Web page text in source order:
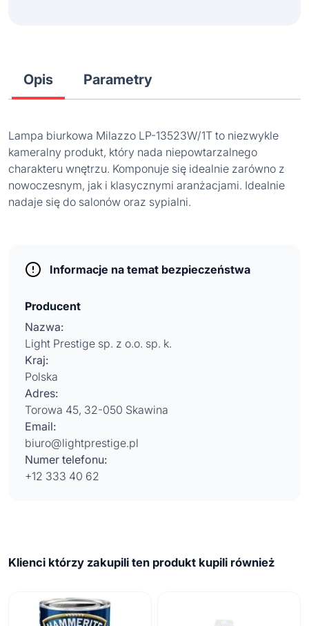
Opis Parametry
Lampa biurkowa Milazzo LP-13523W/1T to niezwykle
kameralny produkt, który nada niepowtarzalnego
charakteru wnętrzu. Komponuje się idealnie zarówno z
nowoczesnym, jak i klasycznymi aranżacjami. Idealnie
nadaje się do salonów oraz sypialni.
Informacje na temat bezpieczeństwa
Producent
Nazwa:
Light Prestige sp. z o.o. sp. k.
Kraj:
Polska
Adres:
Torowa 45, 32-050 Skawina
Email:
biuro@lightprestige.pl
Numer telefonu:
+12 333 40 62
Klienci którzy zakupili ten produkt kupili również